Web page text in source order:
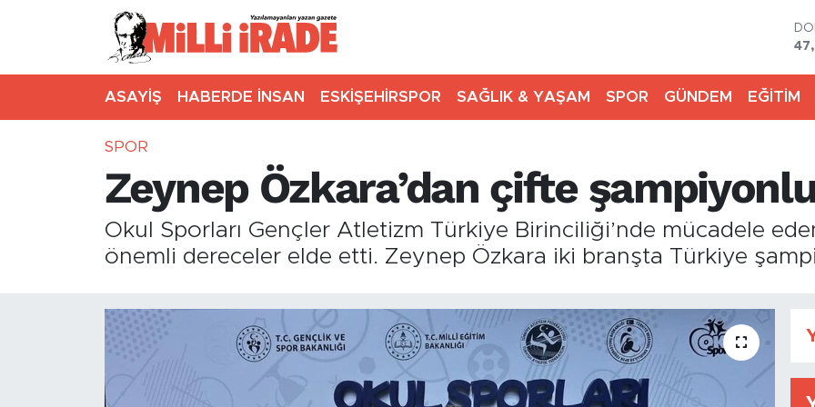
ASAYİŞ HABERDE İNSAN ESKİŞEHİRSPOR SAĞLIK & YAŞAM SPOR GÜNDEM EĞİTİM
SPOR
Zeynep Özkara’dan çifte
Okul Sporları Gençler Atletizm Türkiye Birinciliği’nde mücadele
önemli dereceler elde etti. Zeynep Özkara iki branşta Türkiye